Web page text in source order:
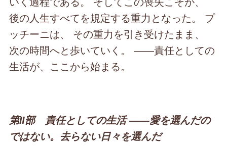
後の人生すべてを規定する重力となった。 プ
ッチーニは、 その重力を引き受けたまま、
次の時間へと歩いていく。 ――責任としての
生活が、ここから始まる。
第Ⅱ部 責任としての生活 ――愛を選んだの
ではない。去らない日々を選んだ